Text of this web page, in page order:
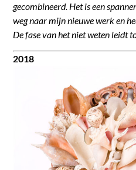
gecombineerd. Het is een
weg naar mijn nieuwe werk en
De fase van het niet weten leidt
2018